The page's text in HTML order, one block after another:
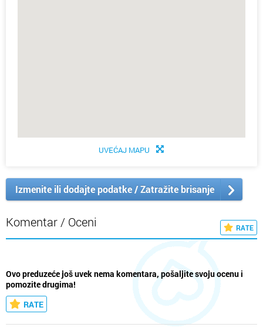
UVEĆAJ MAPU
Izmenite ili dodajte podatke / Zatražite brisanje
Komentar / Oceni RATE
Ovo preduzeće još uvek nema komentara, pošaljite svoju ocenu i
pomozite drugima!
RATE